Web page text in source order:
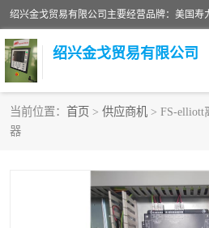
绍兴金戈贸易有限公司
当前位置： 首页 > 供应商机 > FS-elliott
器